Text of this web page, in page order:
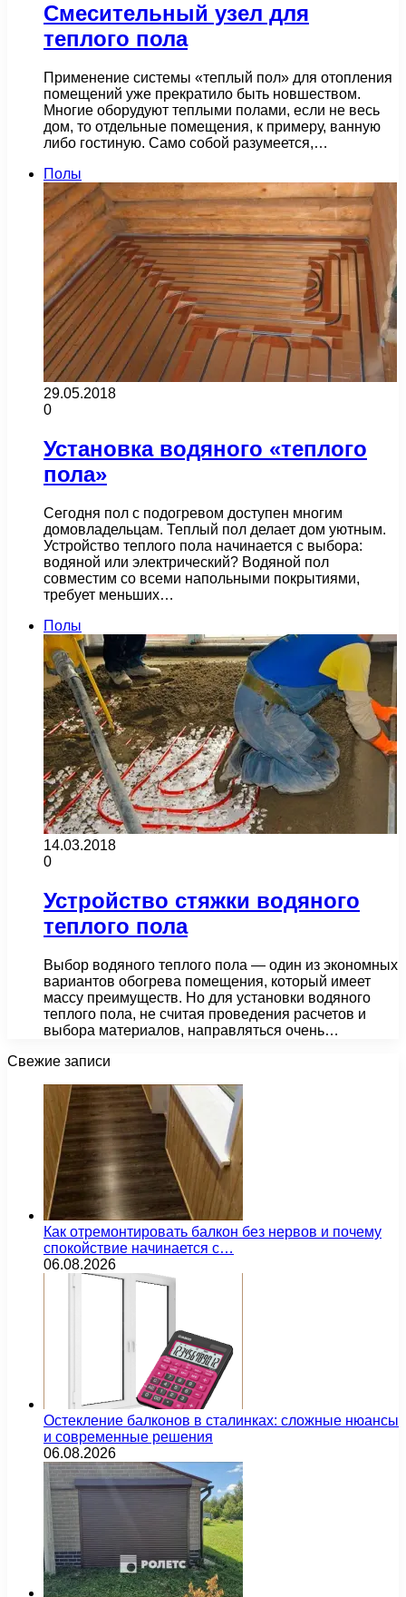
Смесительный узел для
теплого пола
Применение системы «теплый пол» для отопления
помещений уже прекратило быть новшеством.
Многие оборудуют теплыми полами, если не весь
дом, то отдельные помещения, к примеру, ванную
либо гостиную. Само собой разумеется,…
Полы
29.05.2018
0
Установка водяного «теплого
пола»
Сегодня пол с подогревом доступен многим
домовладельцам. Теплый пол делает дом уютным.
Устройство теплого пола начинается с выбора:
водяной или электрический? Водяной пол
совместим со всеми напольными покрытиями,
требует меньших…
Полы
14.03.2018
0
Устройство стяжки водяного
теплого пола
Выбор водяного теплого пола — один из экономных
вариантов обогрева помещения, который имеет
массу преимуществ. Но для установки водяного
теплого пола, не считая проведения расчетов и
выбора материалов, направляться очень…
Свежие записи
Как отремонтировать балкон без нервов и почему
спокойствие начинается с…
06.08.2026
Остекление балконов в сталинках: сложные нюансы
и современные решения
06.08.2026